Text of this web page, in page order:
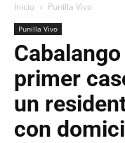
Inicio Punilla Vivo
Punilla Vivo
primer
un
con